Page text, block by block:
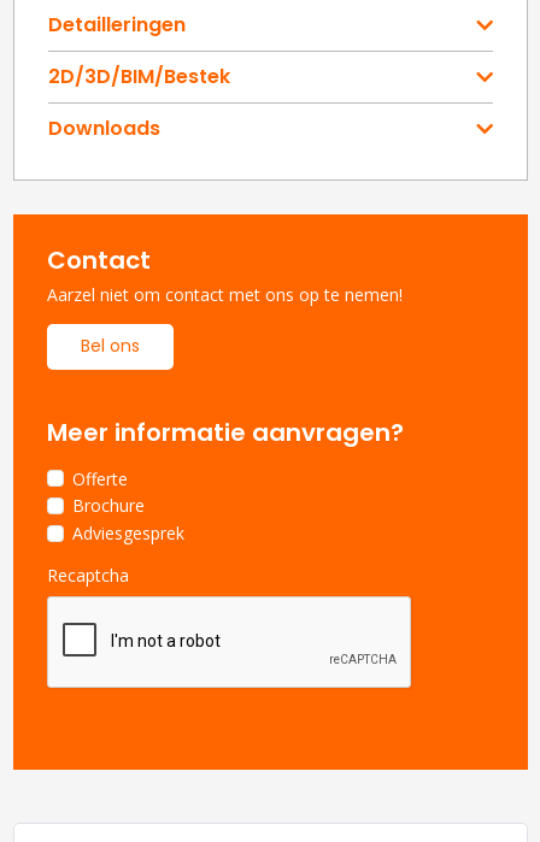
Detailleringen
2D/3D/BIM/Bestek
Downloads
Contact
Aarzel niet om contact met ons op te nemen!
Bel ons
Meer informatie aanvragen?
Offerte
Brochure
Adviesgesprek
Recaptcha